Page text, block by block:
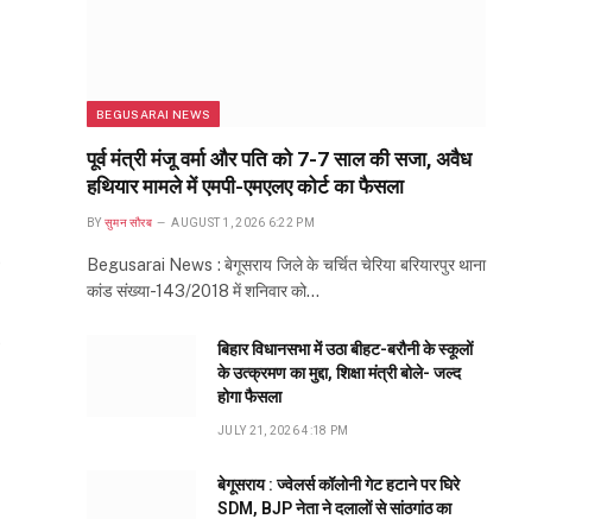
BEGUSARAI NEWS
पूर्व मंत्री मंजू वर्मा और पति को 7-7 साल की सजा, अवैध
हथियार मामले में एमपी-एमएलए कोर्ट का फैसला
BY सुमन सौरब AUGUST 1, 2026 6:22 PM
Begusarai News : बेगूसराय जिले के चर्चित चेरिया बरियारपुर थाना
कांड संख्या-143/2018 में शनिवार को…
बिहार विधानसभा में उठा बीहट-बरौनी के स्कूलों
के उत्क्रमण का मुद्दा, शिक्षा मंत्री बोले- जल्द
होगा फैसला
JULY 21, 2026 4:18 PM
बेगूसराय : ज्वेलर्स कॉलोनी गेट हटाने पर घिरे
SDM, BJP नेता ने दलालों से सांठगांठ का